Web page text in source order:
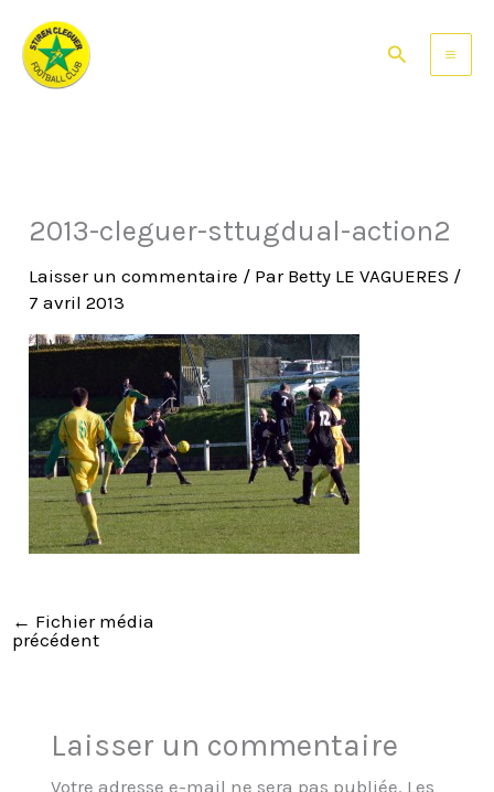
contenu
Rechercher
2013-cleguer-sttugdual-action2
Laisser un commentaire / Par Betty LE VAGUERES /
7 avril 2013
← Fichier média
précédent
Laisser un commentaire
Votre adresse e-mail ne sera pas publiée. Les